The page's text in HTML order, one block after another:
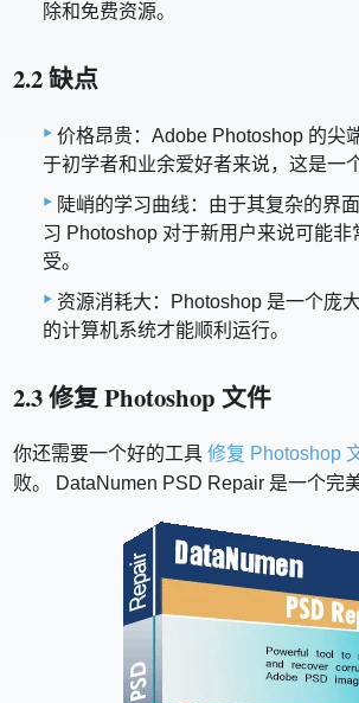
除和免费资源。
2.2 缺点
价格昂贵：Adobe Photoshop 的尖
于初学者和业余爱好者来说，这是一
陡峭的学习曲线：由于其复杂的界
习 Photoshop 对于新用户来说可能非
受。
资源消耗大：Photoshop 是一个庞
的计算机系统才能顺利运行。
2.3 修复 Photoshop 文件
你还需要一个好的工具修复 Photoshop
败。 DataNumen PSD Repair 是一个完美